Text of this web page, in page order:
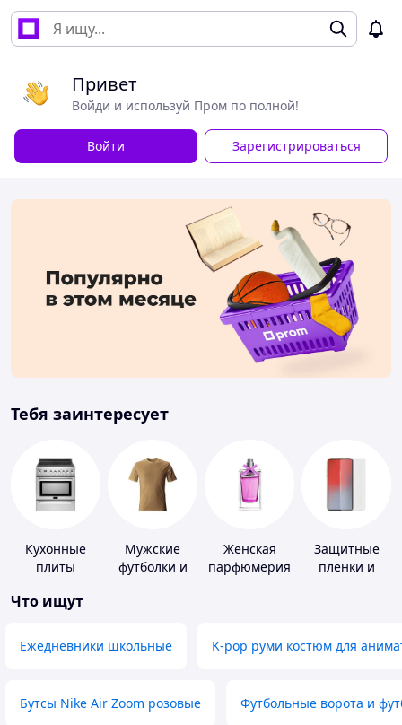
Привет
Войди и используй Пром по полной!
Войти Зарегистрироваться
Тебя заинтересует
Кухонные
плиты
Мужские
футболки и
Женская
парфюмерия
Защитные
пленки и
Что ищут
Ежедневники школьные K-pop руми костюм для
Бутсы Nike Air Zoom розовые Футбольные ворота и